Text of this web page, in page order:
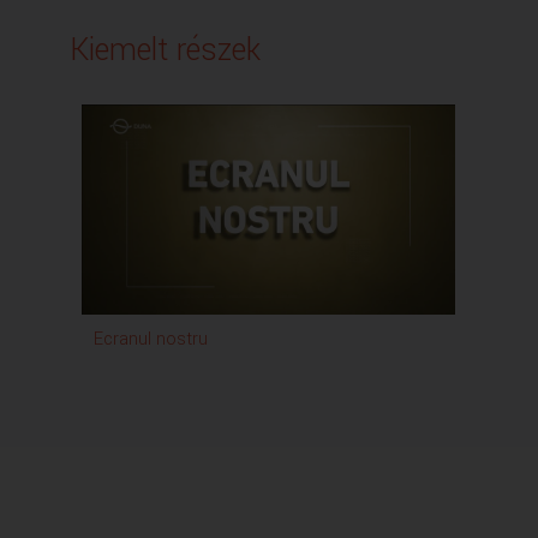
Kiemelt részek
Ecranul nostru